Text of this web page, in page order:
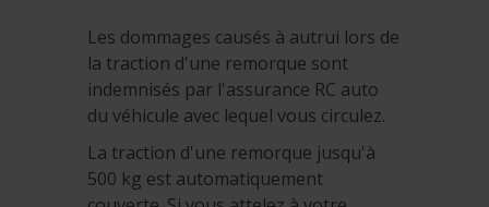
Les dommages causés à autrui lors de
la traction d'une remorque sont
indemnisés par l'assurance RC auto
du véhicule avec lequel vous circulez.
La traction d'une remorque jusqu'à
500 kg est automatiquement